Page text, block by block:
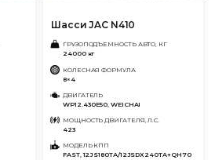
Шасси JAC N410
ГРУЗОПОДЪЕМНОСТЬ АВТО, КГ
24000 кг
КОЛЕСНАЯ ФОРМУЛА
8×4
ДВИГАТЕЛЬ
WP12.430E50, WEICHAI
МОЩНОСТЬ ДВИГАТЕЛЯ, Л.С.
423
МОДЕЛЬ КПП
FAST, 12JS180TА/12JSDX240TA+QH70